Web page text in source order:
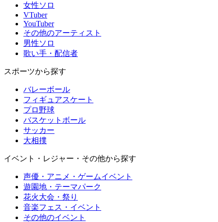
女性ソロ
VTuber
YouTuber
その他のアーティスト
男性ソロ
歌い手・配信者
スポーツから探す
バレーボール
フィギュアスケート
プロ野球
バスケットボール
サッカー
大相撲
イベント・レジャー・その他から探す
声優・アニメ・ゲームイベント
遊園地・テーマパーク
花火大会・祭り
音楽フェス・イベント
その他のイベント